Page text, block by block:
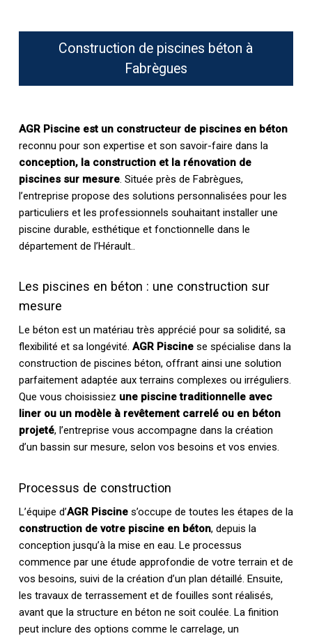
Construction de piscines béton à
Fabrègues
AGR Piscine est un constructeur de piscines en béton
reconnu pour son expertise et son savoir-faire dans la
conception, la construction et la rénovation de
piscines sur mesure. Située près de Fabrègues,
l’entreprise propose des solutions personnalisées pour les
particuliers et les professionnels souhaitant installer une
piscine durable, esthétique et fonctionnelle dans le
département de l’Hérault..
Les piscines en béton : une construction sur
mesure
Le béton est un matériau très apprécié pour sa solidité, sa
flexibilité et sa longévité. AGR Piscinese spécialise dans la
construction de piscines béton, offrant ainsi une solution
parfaitement adaptée aux terrains complexes ou irréguliers.
Que vous choisissiez une piscine traditionnelle avec
liner ou un modèle à revêtement carrelé ou en béton
projeté, l’entreprise vous accompagne dans la création
d’un bassin sur mesure, selon vos besoins et vos envies.
Processus de construction
L’équipe d’AGR Piscines’occupe de toutes les étapes de la
construction de votre piscine en béton, depuis la
conception jusqu’à la mise en eau. Le processus
commence par une étude approfondie de votre terrain et de
vos besoins, suivi de la création d’un plan détaillé. Ensuite,
les travaux de terrassement et de fouilles sont réalisés,
avant que la structure en béton ne soit coulée. La finition
peut inclure des options comme le carrelage, un